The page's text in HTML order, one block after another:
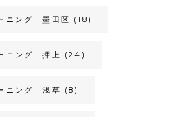
ニング 墨田区 (18)
ニング 押上 (24)
ニング 浅草 (8)